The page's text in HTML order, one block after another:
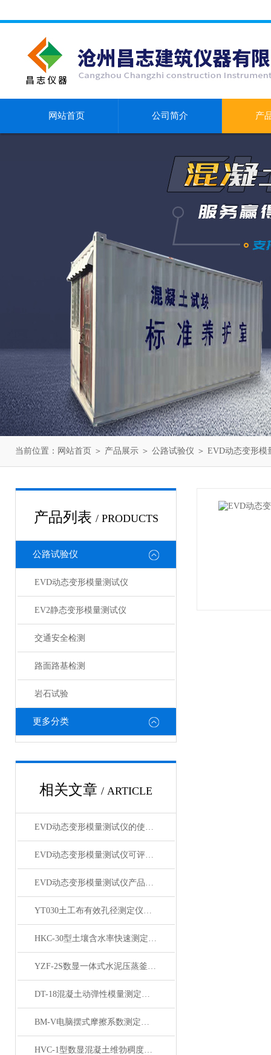
网站首页 公司简介 产
当前位置： 网站首页 ＞ 产品展示 ＞ 公路试验仪 ＞ EVD动态变形模
产品列表 / PRODUCTS
公路试验仪
EVD动态变形模量测试仪
EV2静态变形模量测试仪
交通安全检测
路面路基检测
岩石试验
更多分类
相关文章 / ARTICLE
EVD动态变形模量测试仪的使用方法及测试流程
EVD动态变形模量测试仪可评估土壤的变形特性和承载能力
EVD动态变形模量测试仪产品展示
YT030土工布有效孔径测定仪（湿筛法）产品简介
HKC-30型土壤含水率快速测定仪 产品展示
YZF-2S数显一体式水泥压蒸釜产品简介
DT-18混凝土动弹性模量测定仪动弹仪产品简介
BM-V电脑摆式摩擦系数测定仪产品展示
HVC-1型数显混凝土维勃稠度仪产品展示